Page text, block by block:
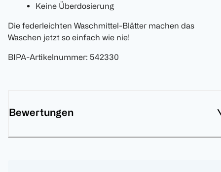
Keine Überdosierung
Die federleichten Waschmittel-Blätter machen das
Waschen jetzt so einfach wie nie!
BIPA-Artikelnummer: 542330
Bewertungen